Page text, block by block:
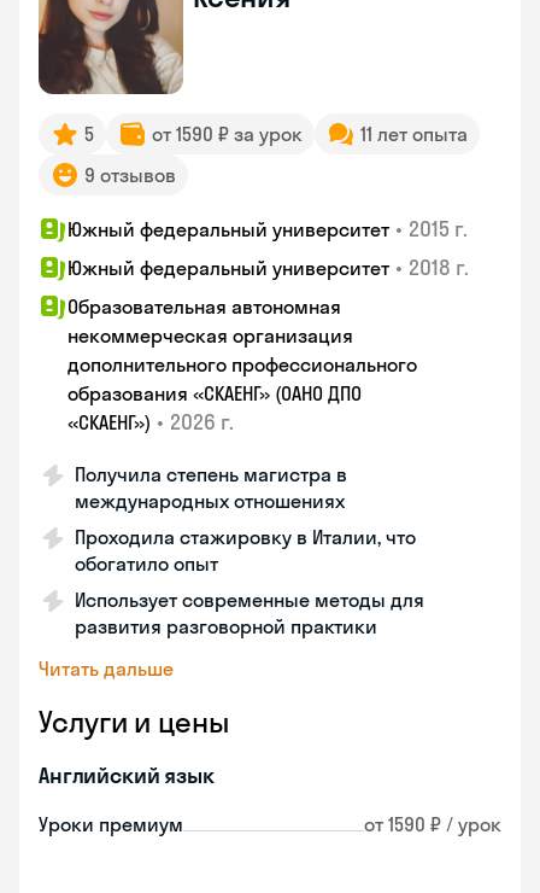
5 от 1590 ₽ за урок
11 лет опыта
9 отзывов
Южный федеральный университет • 2015 г.
Южный федеральный университет • 2018 г.
Образовательная автономная
некоммерческая организация
дополнительного профессионального
образования «СКАЕНГ» (ОАНО ДПО
«СКАЕНГ») • 2026 г.
Получила степень магистра в
международных отношениях
Проходила стажировку в Италии, что
обогатило опыт
Использует современные методы для
развития разговорной практики
Читать дальше
Услуги и цены
Английский язык
Уроки премиум от 1590 ₽ / урок